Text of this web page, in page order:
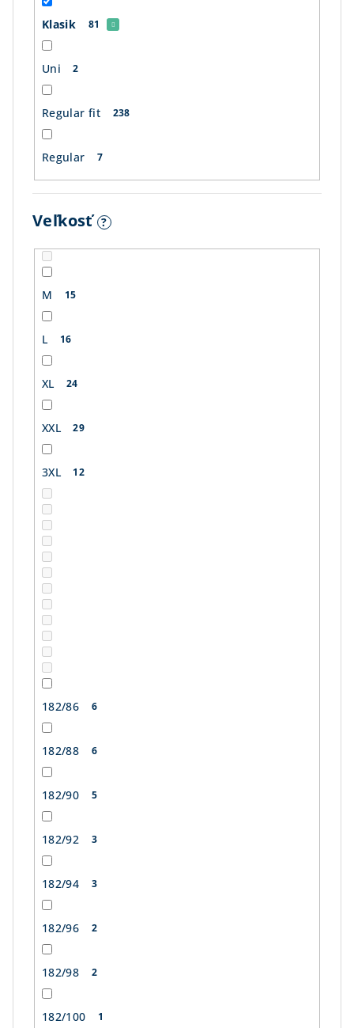
Klasik 81
Uni 2
Regular fit 238
Regular 7
Veľkosť ?
M 15
L 16
XL 24
XXL 29
3XL 12
182/86 6
182/88 6
182/90 5
182/92 3
182/94 3
182/96 2
182/98 2
182/100 1